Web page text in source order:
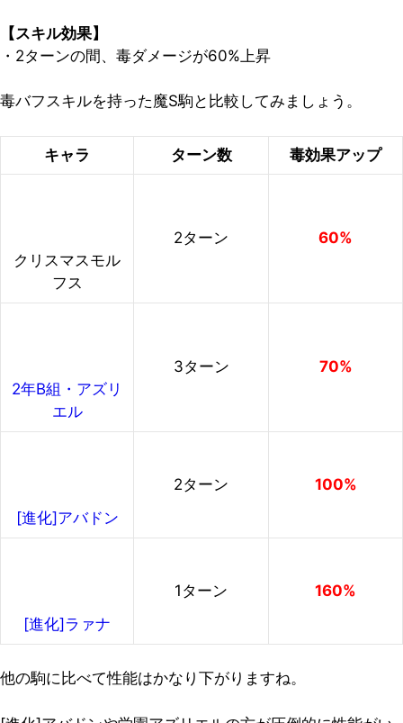
【スキル効果】
・2ターンの間、毒ダメージが60%上昇
毒バフスキルを持った魔S駒と比較してみましょう。
キャラ ターン数 毒効果アップ
クリスマスモル
フス
2ターン 60%
2年B組・アズリ
エル
3ターン 70%
[進化]アバドン
2ターン 100%
[進化]ラァナ
1ターン 160%
他の駒に比べて性能はかなり下がりますね。